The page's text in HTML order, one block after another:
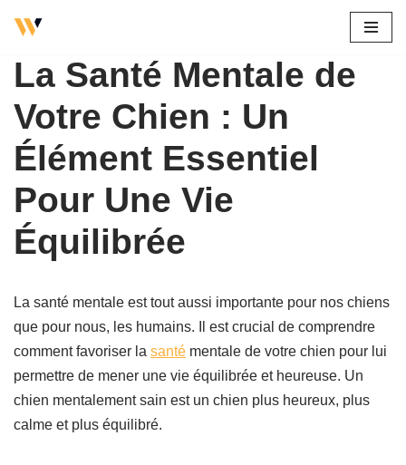
La Santé Mentale de
Votre Chien : Un
Élément Essentiel
Pour Une Vie
Équilibrée
La santé mentale est tout aussi importante pour nos chiens
que pour nous, les humains. Il est crucial de comprendre
comment favoriser la santé mentale de votre chien pour lui
permettre de mener une vie équilibrée et heureuse. Un
chien mentalement sain est un chien plus heureux, plus
calme et plus équilibré.